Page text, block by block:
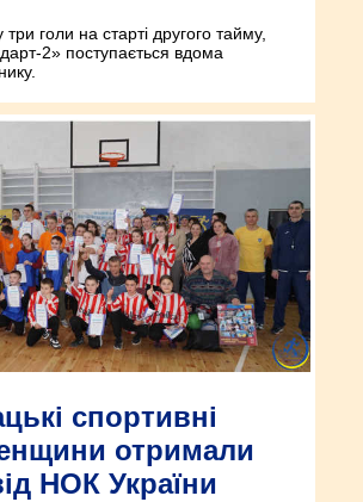
голи на старті другого тайму,
2» поступається вдома
спортивні
отримали
НОК України